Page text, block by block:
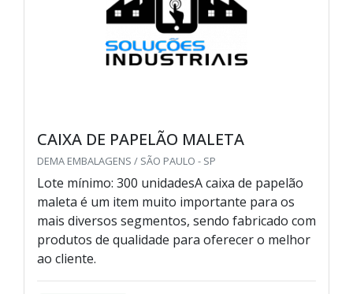
CAIXA DE PAPELÃO MALETA
DEMA EMBALAGENS / SÃO PAULO - SP
Lote mínimo: 300 unidadesA caixa de papelão
maleta é um item muito importante para os
mais diversos segmentos, sendo fabricado com
produtos de qualidade para oferecer o melhor
ao cliente.